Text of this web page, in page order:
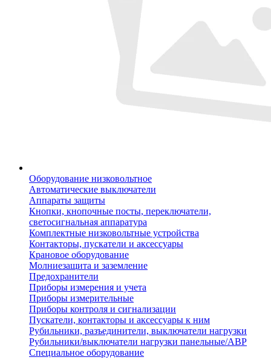
Оборудование низковольтное
Автоматические выключатели
Аппараты защиты
Кнопки, кнопочные посты, переключатели,
светосигнальная аппаратура
Комплектные низковольтные устройства
Контакторы, пускатели и аксессуары
Крановое оборудование
Молниезащита и заземление
Предохранители
Приборы измерения и учета
Приборы измерительные
Приборы контроля и сигнализации
Пускатели, контакторы и аксессуары к ним
Рубильники, разъединители, выключатели нагрузки
Рубильники/выключатели нагрузки панельные/АВР
Специальное оборудование